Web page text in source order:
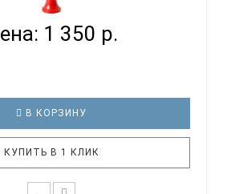
1 350 р.
В КОРЗИНУ
КУПИТЬ В 1 КЛИК